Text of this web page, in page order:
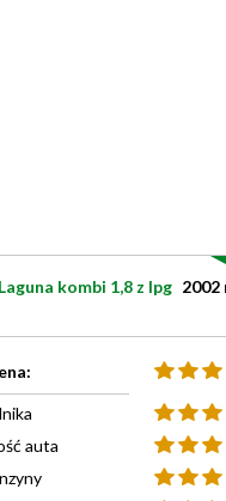
Laguna kombi 1,8 z lpg 2002
auta